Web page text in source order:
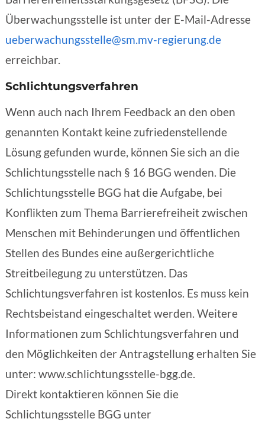
Überwachungsstelle ist unter der E-Mail-Adresse
ueberwachungsstelle@sm.mv-regierung.de
erreichbar.
Schlichtungsverfahren
Wenn auch nach Ihrem Feedback an den oben
genannten Kontakt keine zufriedenstellende
Lösung gefunden wurde, können Sie sich an die
Schlichtungsstelle nach § 16 BGG wenden. Die
Schlichtungsstelle BGG hat die Aufgabe, bei
Konflikten zum Thema Barrierefreiheit zwischen
Menschen mit Behinderungen und öffentlichen
Stellen des Bundes eine außergerichtliche
Streitbeilegung zu unterstützen. Das
Schlichtungsverfahren ist kostenlos. Es muss kein
Rechtsbeistand eingeschaltet werden. Weitere
Informationen zum Schlichtungsverfahren und
den Möglichkeiten der Antragstellung erhalten Sie
unter: www.schlichtungsstelle-bgg.de.
Direkt kontaktieren können Sie die
Schlichtungsstelle BGG unter